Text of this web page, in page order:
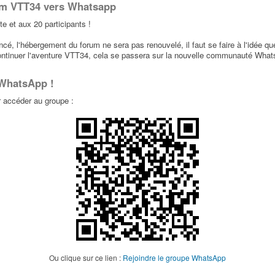
VTT34 vers Whatsapp
et aux 20 participants !
l'hébergement du forum ne sera pas renouvelé, il faut se faire à l'idée
l'aventure VTT34, cela se passera sur la nouvelle communauté
!
au groupe :
Ou clique sur ce lien : Rejoindre le groupe WhatsApp
9
29 Août 2016, 12:20
26 Mars 2016, 17:38
4 4245 parStefsr
08 Mars 2016, 00:03
8 6021 parThomas
15 Fév 2016, 17:28
43 23707 parcousinhube34